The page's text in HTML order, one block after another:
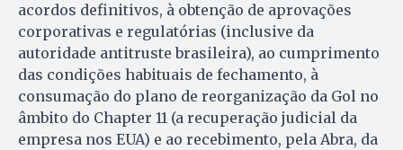
acordos definitivos, à obtenção de aprovações
corporativas e regulatórias (inclusive da
autoridade antitruste brasileira), ao cumprimento
das condições habituais de fechamento, à
consumação do plano de reorganização da Gol no
âmbito do Chapter 11 (a recuperação judicial da
empresa nos EUA) e ao recebimento, pela Abra, da